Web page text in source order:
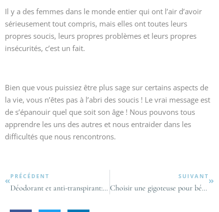
Il y a des femmes dans le monde entier qui ont l’air d’avoir
sérieusement tout compris, mais elles ont toutes leurs
propres soucis, leurs propres problèmes et leurs propres
insécurités, c’est un fait.
Bien que vous puissiez être plus sage sur certains aspects de
la vie, vous n’êtes pas à l’abri des soucis ! Le vrai message est
de s’épanouir quel que soit son âge ! Nous pouvons tous
apprendre les uns des autres et nous entraider dans les
difficultés que nous rencontrons.
PRÉCÉDENT
Déodorant et anti-transpirant: deux concepts différents
SUIVANT
Choisir une gigoteuse pour bébé